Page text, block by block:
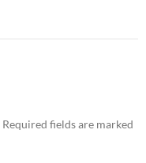
Required fields are marked